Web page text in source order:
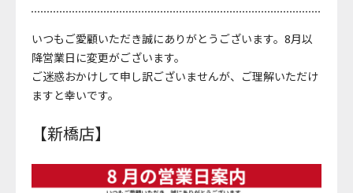
いつもご愛顧いただき誠にありがとうございます。8月以
降営業日に変更がございます。
ご迷惑おかけして申し訳ございませんが、ご理解いただけ
ますと幸いです。
【新橋店】